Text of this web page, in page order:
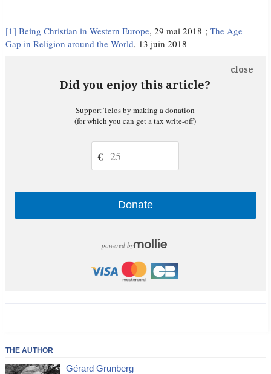
[1] Being Christian in Western Europe, 29 mai 2018 ;The Age
Gap in Religion around the World, 13 juin 2018
Did you enjoy this article?
close
Support Telos by making a donation
(for which you can get a tax write-off)
€
Donate
powered by
THE AUTHOR
Gérard Grunberg